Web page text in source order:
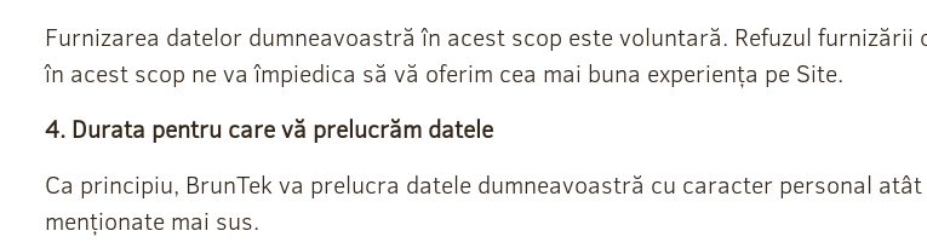
Furnizarea datelor dumneavoastră în acest scop este voluntară. Refuzul
în acest scop ne va împiedica să vă oferim cea mai buna experiența pe Site.
4. Durata pentru care vă prelucrăm datele
Ca principiu, BrunTek va prelucra datele dumneavoastră cu caracter personal
menționate mai sus.